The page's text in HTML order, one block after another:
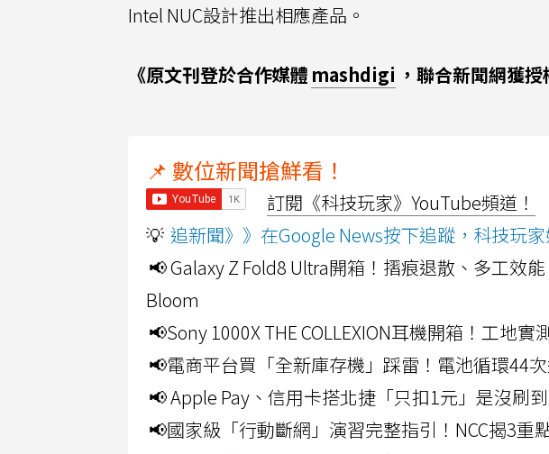
Intel NUC設計推出相應產品。
《原文刊登於合作媒體 mashdigi ，聯合新聞網獲授
📌 數位新聞搶鮮看！
訂閱《科技玩家》YouTube頻道！
💡 追新聞》》在Google News按下追蹤，科技玩家
📢 Galaxy Z Fold8 Ultra開箱！摺痕退散、多工效
Bloom
📢Sony 1000X THE COLLEXION耳機開箱！工地
📢電商平台買「全新庫存機」踩雷！電池循環44
📢 Apple Pay、信用卡搭北捷「只扣1元」是沒刷
📢國家級「行動斷網」演習完整指引！NCC揭3重